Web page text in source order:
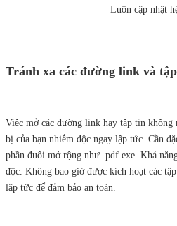
Luôn cập nhật
Tránh xa các đường link và
Việc mở các đường link hay tập tin
bị của bạn nhiễm độc ngay lập tức. Cần
phần đuôi mở rộng như .pdf.exe. Khả
độc. Không bao giờ được kích hoạt các
lập tức để đảm bảo an toàn.